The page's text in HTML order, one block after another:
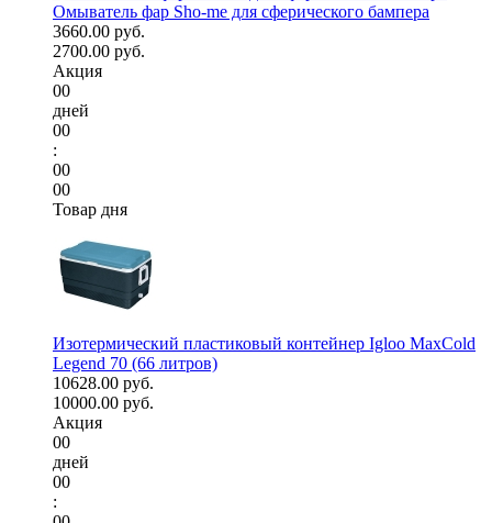
Омыватель фар Sho-me для сферического бампера
3660.00 руб.
2700.00 руб.
Акция
00
дней
00
:
00
00
Товар дня
Изотермический пластиковый контейнер Igloo MaxCold
Legend 70 (66 литров)
10628.00 руб.
10000.00 руб.
Акция
00
дней
00
: